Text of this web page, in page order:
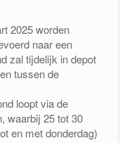
2025 worden
naar een
zal tijdelijk in depot
tussen de
loopt via de
waarbij 25 tot 30
en met donderdag)